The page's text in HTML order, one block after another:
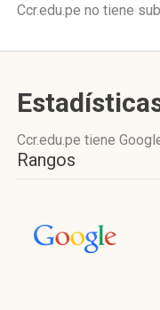
Ccr.edu.pe no tiene
Ccr.edu.pe tiene
Rangos